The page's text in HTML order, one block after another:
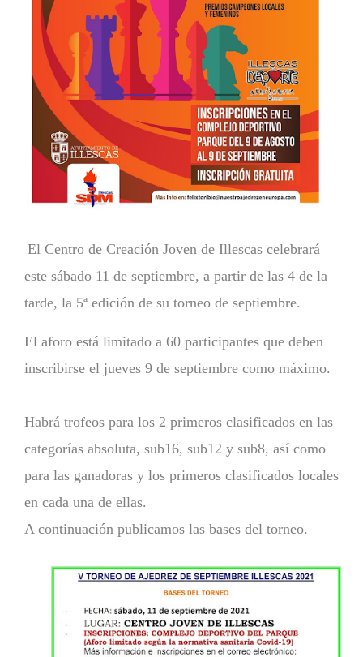
El Centro de Creación Joven de Illescas celebrará
este sábado 11 de septiembre, a partir de las 4 de la
tarde, la 5ª edición de su torneo de septiembre.
El aforo está limitado a 60 participantes que deben
inscribirse el jueves 9 de septiembre como máximo.
Habrá trofeos para los 2 primeros clasificados en las
categorías absoluta, sub16, sub12 y sub8, así como
para las ganadoras y los primeros clasificados locales
en cada una de ellas.
A continuación publicamos las bases del torneo.